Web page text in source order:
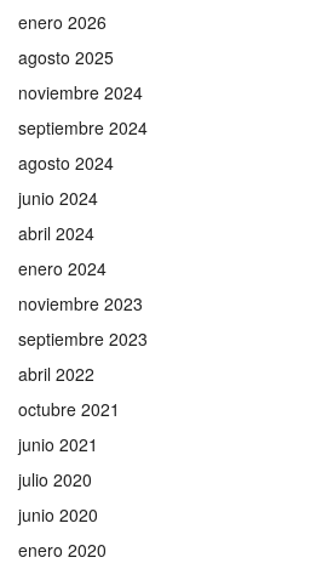
enero 2026
agosto 2025
noviembre 2024
septiembre 2024
agosto 2024
junio 2024
abril 2024
enero 2024
noviembre 2023
septiembre 2023
abril 2022
octubre 2021
junio 2021
julio 2020
junio 2020
enero 2020